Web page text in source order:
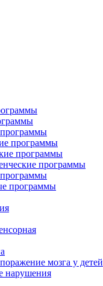
программы
программы
программы
программы
программы
мозга у детей
нарушения